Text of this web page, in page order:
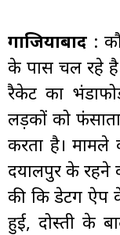
गाजियाबाद :
के पास चल रहे
रैकेट का
लड़कों को
करता है।
दयालपुर के
की कि डेटिंग
हुई, दोस्ती के